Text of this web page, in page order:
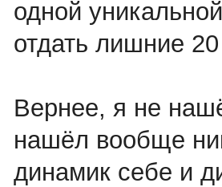
одной
отдать лишние
Вернее, я не
нашёл вообще
динамик себе и